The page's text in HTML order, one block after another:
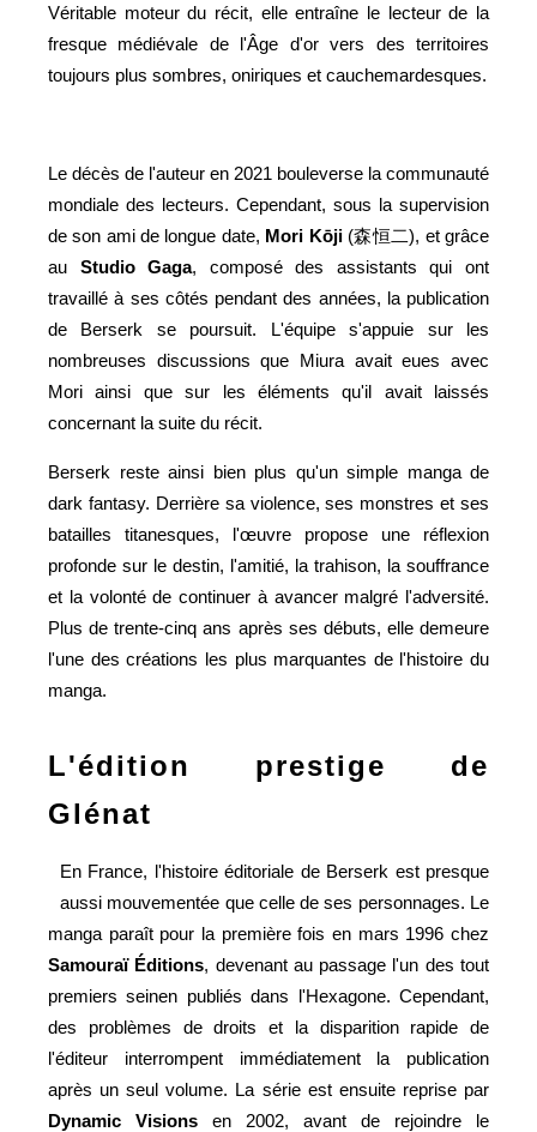
Véritable moteur du récit, elle entraîne le lecteur de la
fresque médiévale de l'Âge d'or vers des territoires
toujours plus sombres, oniriques et cauchemardesques.
Le décès de l'auteur en 2021 bouleverse la communauté
mondiale des lecteurs. Cependant, sous la supervision
de son ami de longue date, Mori Kōji(森恒二), et grâce
au Studio Gaga, composé des assistants qui ont
travaillé à ses côtés pendant des années, la publication
de Berserk se poursuit. L'équipe s'appuie sur les
nombreuses discussions que Miura avait eues avec
Mori ainsi que sur les éléments qu'il avait laissés
concernant la suite du récit.
Berserk reste ainsi bien plus qu'un simple manga de
dark fantasy. Derrière sa violence, ses monstres et ses
batailles titanesques, l'œuvre propose une réflexion
profonde sur le destin, l'amitié, la trahison, la souffrance
et la volonté de continuer à avancer malgré l'adversité.
Plus de trente-cinq ans après ses débuts, elle demeure
l'une des créations les plus marquantes de l'histoire du
manga.
L'édition prestige de
Glénat
En France, l'histoire éditoriale de Berserk est presque
aussi mouvementée que celle de ses personnages. Le
manga paraît pour la première fois en mars 1996 chez
Samouraï Éditions, devenant au passage l'un des tout
premiers seinen publiés dans l'Hexagone. Cependant,
des problèmes de droits et la disparition rapide de
l'éditeur interrompent immédiatement la publication
après un seul volume. La série est ensuite reprise par
Dynamic Visions en 2002, avant de rejoindre le